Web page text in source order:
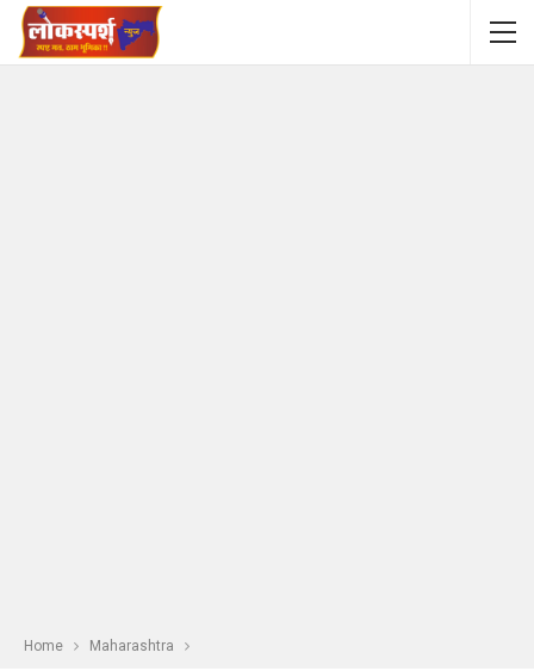
Home Maharashtra